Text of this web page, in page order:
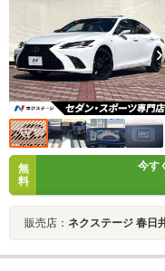
無
料
今す
販売店： ネクステージ 春日